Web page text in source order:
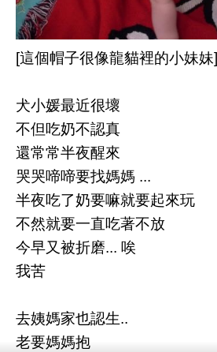
[這個帽子很像龍貓裡的小妹妹]
犬小媛最近很壞
不但吃奶不認真
還常常半夜醒來
哭哭啼啼要找媽媽 ...
半夜吃了奶要嘛就要起來玩
不然就要一直吃著不放
今早又被折磨... 唉
我苦
去姨媽家也認生..
老要媽媽抱